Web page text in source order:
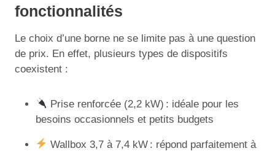
fonctionnalités
Le choix d’une borne ne se limite pas à une question
de prix. En effet, plusieurs types de dispositifs
coexistent :
Prise renforcée (2,2 kW) : idéale pour les
besoins occasionnels et petits budgets
Wallbox 3,7 à 7,4 kW : répond parfaitement à